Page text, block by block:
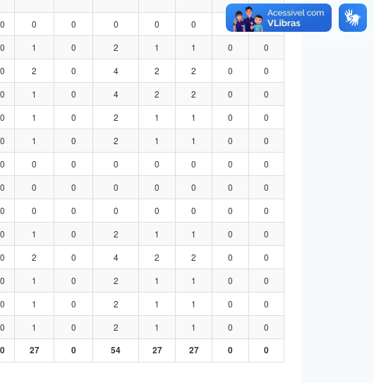
0 0 0 0 0 0
0
0 1 0 2 1 1 0
0
0 2 0 4 2 2 0
0
0 1 0 4 2 2 0
0
0 1 0 2 1 1 0
0
0 1 0 2 1 1 0
0
0 0 0 0 0 0 0
0
0 0 0 0 0 0 0
0
0 0 0 0 0 0 0
0
0 1 0 2 1 1 0
0
0 2 0 4 2 2 0
0
0 1 0 2 1 1 0
0
0 1 0 2 1 1 0
0
0 1 0 2 1 1 0
0
0 27 0 54 27 27 0 0